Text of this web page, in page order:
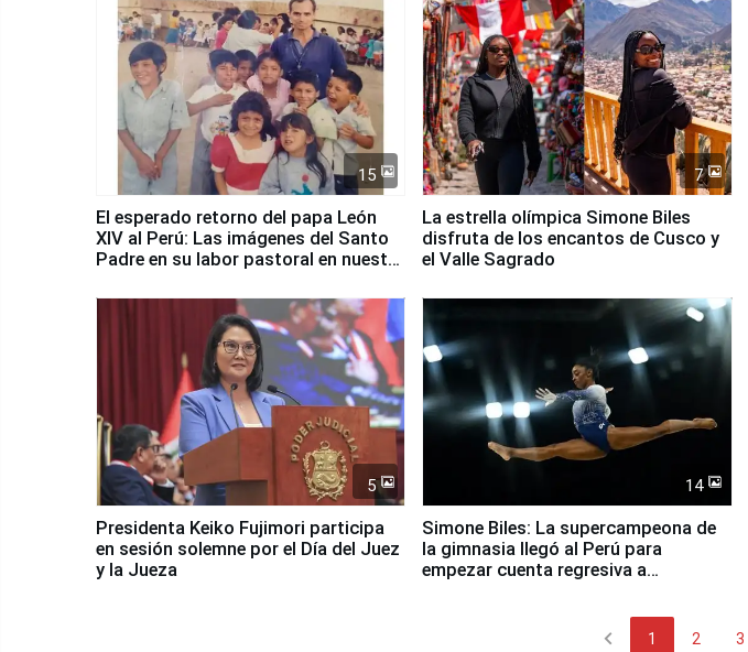
15
El esperado retorno del papa León
XIV al Perú: Las imágenes del Santo
Padre en su labor pastoral en nuestro
7
La estrella olímpica Simone Biles
disfruta de los encantos de Cusco y
el Valle Sagrado
5
Presidenta Keiko Fujimori participa
en sesión solemne por el Día del Juez
y la Jueza
14
Simone Biles: La supercampeona de
la gimnasia llegó al Perú para
empezar cuenta regresiva a
chevron_left 1 2 3